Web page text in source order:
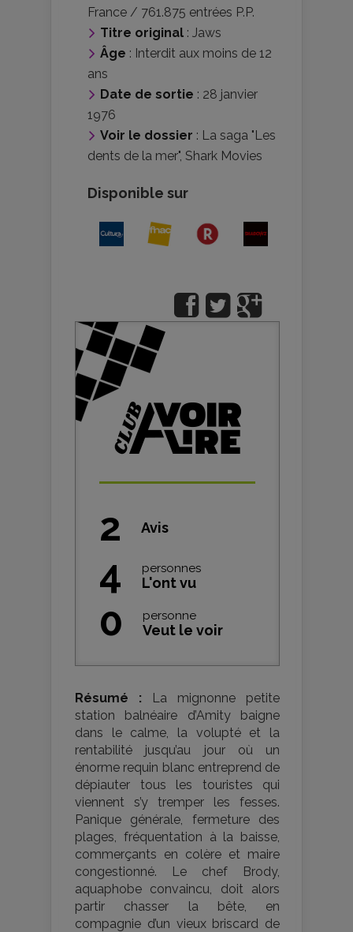
France / 761.875 entrées P.P.
Titre original : Jaws
Âge : Interdit aux moins de 12
ans
Date de sortie : 28 janvier
1976
Voir le dossier : La saga "Les
dents de la mer", Shark Movies
Disponible sur
2 Avis
4 personnes
L'ont vu
0 personne
Veut le voir
Résumé : La mignonne petite
station balnéaire d’Amity baigne
dans le calme, la volupté et la
rentabilité jusqu’au jour où un
énorme requin blanc entreprend de
dépiauter tous les touristes qui
viennent s’y tremper les fesses.
Panique générale, fermeture des
plages, fréquentation à la baisse,
commerçants en colère et maire
congestionné. Le chef Brody,
aquaphobe convaincu, doit alors
partir chasser la bête, en
compagnie d’un vieux briscard de